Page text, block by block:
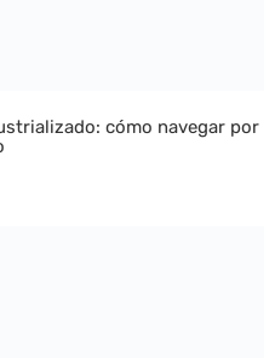
cómo navegar por